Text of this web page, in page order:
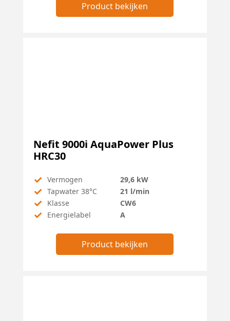
Product bekijken
Nefit 9000i AquaPower Plus
HRC30
✓
✓
✓
✓
Vermogen
Tapwater 38°C
Klasse
Energielabel
29,6 kW
21 l/min
CW6
A
Product bekijken